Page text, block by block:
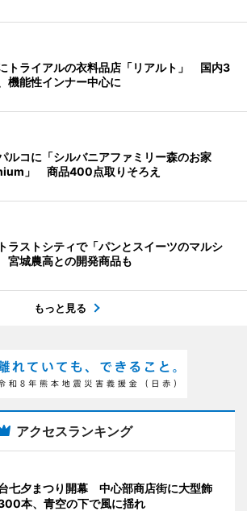
トライアルの衣料品店「リアルト」 国内3
機能性インナー中心に
ルコに「シルバニアファミリー森のお家
」 商品400点取りそろえ
ラストシティで「パンとスイーツのマルシ
城農高との開発商品も
もっと見る
アクセスランキング
七夕まつり開幕 中心部商店街に大型飾
本、青空の下で風に揺れ